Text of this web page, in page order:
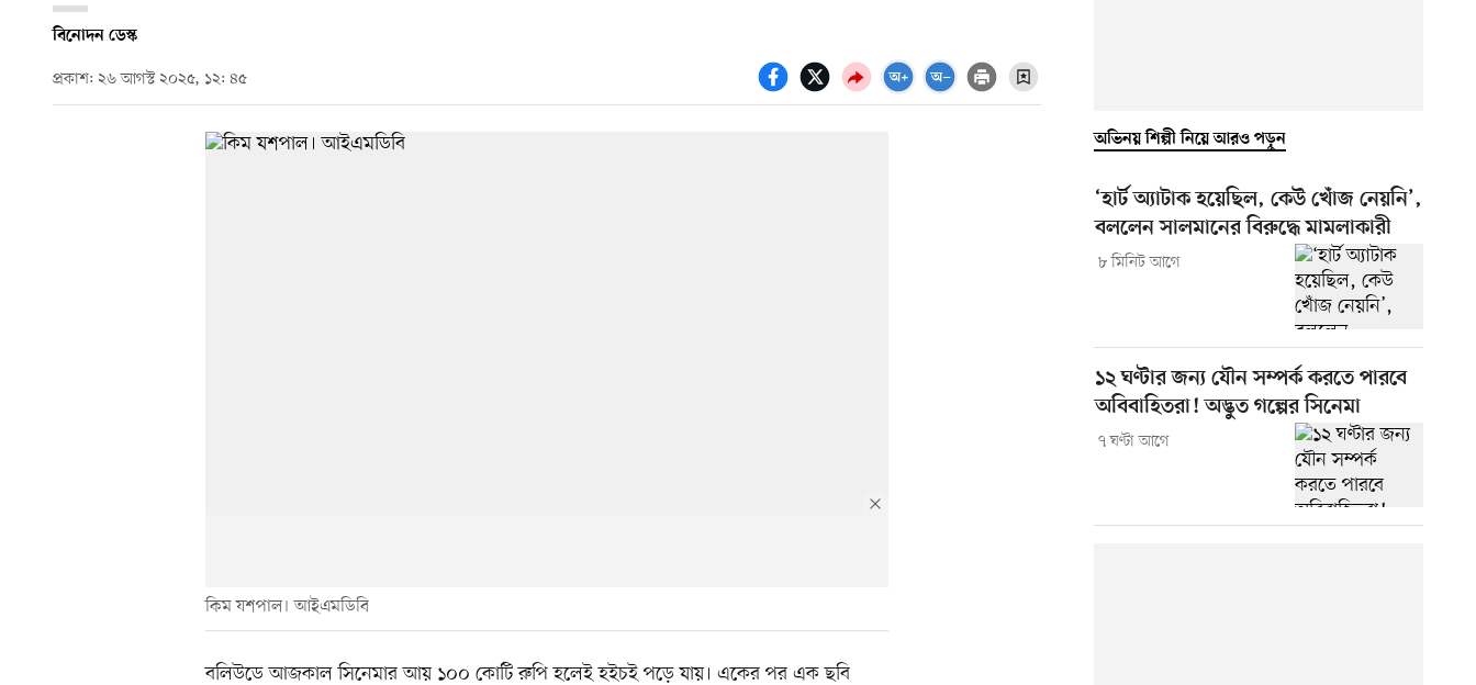
বিনোদন ডেস্ক
প্রকাশ: ২৬ আগস্ট ২০২৫, ১২: ৪৫
কিম যশপাল। আইএমডিবি
বলিউডে আজকাল সিনেমার আয় ১০০ কোটি রুপি হলেই হইচই পড়ে যায়। একের পর এক ছবি
অভিনয় শিল্পী নিয়ে আরও পড়ুন
‘হার্ট অ্যাটাক হয়েছিল, কেউ খোঁজ নেয়নি’,
বললেন সালমানের বিরুদ্ধে মামলাকারী
৮ মিনিট আগে
১২ ঘণ্টার জন্য যৌন সম্পর্ক করতে পারবে
অবিবাহিতরা! অদ্ভুত গল্পের সিনেমা
৭ ঘণ্টা আগে